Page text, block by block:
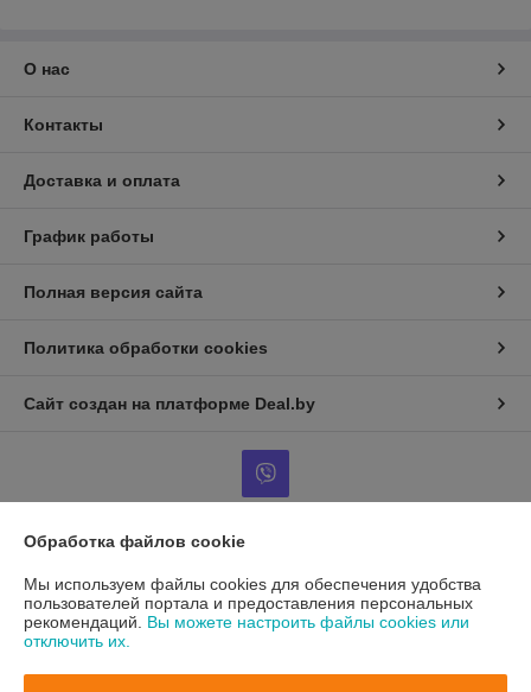
О нас
Контакты
Доставка и оплата
График работы
Полная версия сайта
Политика обработки cookies
Сайт создан на платформе Deal.by
Юридическое лицо:Общество с ограниченной ответственностью
«Жилтехтрейд»
220036, г.Минск, 3-й Загородный пер.4в, пом.39 (ком.303)
Регистрационный номер ЕГР: 192792660
Обработка файлов cookie
Мы используем файлы cookies для обеспечения удобства
пользователей портала и предоставления персональных
рекомендаций. Вы можете настроить файлы cookies или
отключить их.